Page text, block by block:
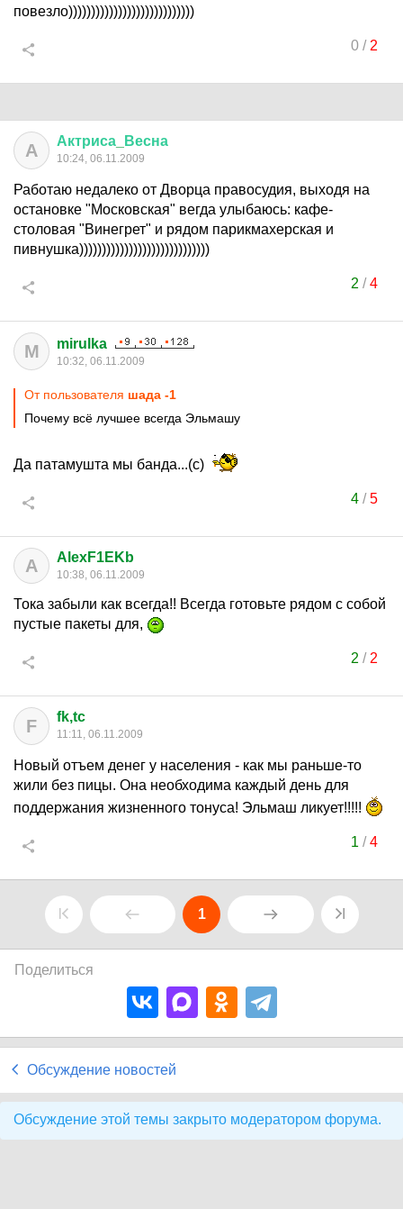
повезло))))))))))))))))))))))))))))
0/ 2
А Актриса Весна
10:24, 06.11.2009
Работаю недалеко от Дворца правосудия, выходя на
остановке "Московская" вегда улыбаюсь: кафе-
столовая "Винегрет" и рядом парикмахерская и
пивнушка)))))))))))))))))))))))))))))
2 /4
M mirulka
10:32, 06.11.2009
От пользователя шадa -1
Почему всё лучшее всегда Эльмашу
Да патамушта мы банда...(с)
4/5
A AlexF1EKb
10:38, 06.11.2009
Тока забыли как всегда!! Всегда готовьте рядом с собой
пустые пакеты для,
2 / 2
F fk,tc
11:11, 06.11.2009
Новый отъем денег у населения - как мы раньше-то
жили без пицы. Она необходима каждый день для
поддержания жизненного тонуса! Эльмаш ликует!!!!!
1 /4
1
Поделиться
Обсуждение новостей
Обсуждение этой темы закрыто модератором форума.